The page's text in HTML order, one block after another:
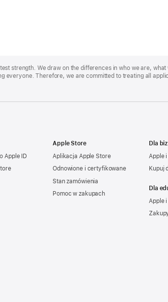
strength. We draw on the differences in who we are,
everyone. Therefore, we are committed to treating all
Apple ID
Apple Store
Aplikacja Apple Store
Odnowione i certyfikowane
Stan zamówienia
Pomoc w zakupach
Dla
Apple
Kupuj
Dla
Apple